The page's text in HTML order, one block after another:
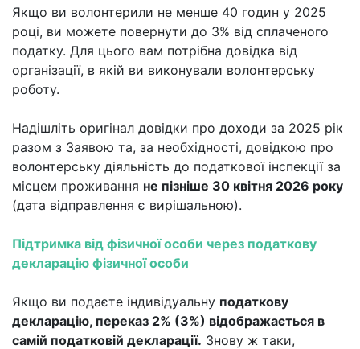
Якщо ви волонтерили не менше 40 годин у 2025
році, ви можете повернути до 3% від сплаченого
податку. Для цього вам потрібна довідка від
організації, в якій ви виконували волонтерську
роботу.
Надішліть оригінал довідки про доходи за 2025 рік
разом з Заявою та, за необхідності, довідкою про
волонтерську діяльність до податкової інспекції за
місцем проживання не пізніше 30 квітня 2026 року
(дата відправлення є вирішальною).
Підтримка від фізичної особи через податкову
декларацію фізичної особи
Якщо ви подаєте індивідуальну податкову
декларацію, переказ 2% (3%) відображається в
самій податковій декларації. Знову ж таки,